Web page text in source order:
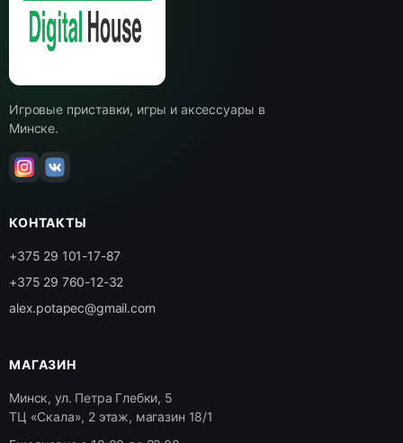
Игровые приставки, игры и аксессуары в
Минске.
КОНТАКТЫ
+375 29 101-17-87
+375 29 760-12-32
alex.potapec@gmail.com
МАГАЗИН
Минск, ул. Петра Глебки, 5
ТЦ «Скала», 2 этаж, магазин 18/1